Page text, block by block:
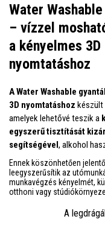
Water
– vízzel
a kényelmes 3D
nyomtatáshoz
A Water Washable
3D nyomtatáshoz készült
amelyek lehetővé teszik a
egyszerű tisztítását
segítségével, alkohol
Ennek köszönhetően
leegyszerűsítik az
munkavégzés kényelmét,
otthoni vagy
A